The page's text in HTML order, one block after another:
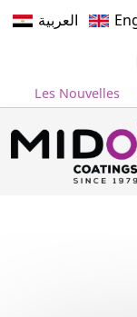
العربية
Les Nouvelles